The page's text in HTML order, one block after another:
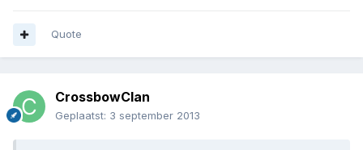
Quote
CrossbowClan
Geplaatst: 3 september 2013